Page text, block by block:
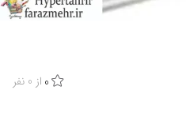
0 از 0 نفر